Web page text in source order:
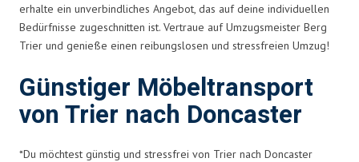
erhalte ein unverbindliches Angebot, das auf deine individuellen
Bedürfnisse zugeschnitten ist. Vertraue auf Umzugsmeister Berg
Trier und genieße einen reibungslosen und stressfreien Umzug!
Günstiger Möbeltransport
von Trier nach Doncaster
*Du möchtest günstig und stressfrei von Trier nach Doncaster